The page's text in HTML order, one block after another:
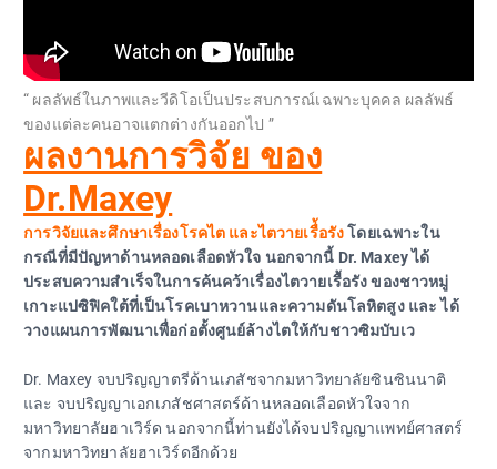
“ ผลลัพธ์ในภาพและวีดิโอเป็นประสบการณ์เฉพาะบุคคล ผลลัพธ์
ของแต่ละคนอาจแตกต่างกันออกไป ”
ผลงานการวิจัย ของ
Dr.Maxey
การวิจัยและศึกษาเรื่องโรคไต และไตวายเรื่้อรังโดยเฉพาะใน
กรณีที่มีปัญหาด้านหลอดเลือดหัวใจ นอกจากนี้ Dr. Maxey ได้
ประสบความสำเร็จในการค้นคว้าเรื่องไตวายเรื้อรัง ของชาวหมู่
เกาะแปซิฟิคใต้ที่เป็นโรคเบาหวานและความดันโลหิตสูง และ ได้
วางแผนการพัฒนาเพื่อก่อตั้งศูนย์ล้างไตให้กับชาวซิมบับเว
Dr. Maxey จบปริญญาตรีด้านเภสัชจากมหาวิทยาลัยซินซินนาติ
และ จบปริญญาเอกเภสัชศาสตร์ด้านหลอดเลือดหัวใจจาก
มหาวิทยาลัยฮาเวิร์ด นอกจากนี้ท่านยังได้จบปริญญาแพทย์ศาสตร์
จากมหาวิทยาลัยฮาเวิร์ดอีกด้วย